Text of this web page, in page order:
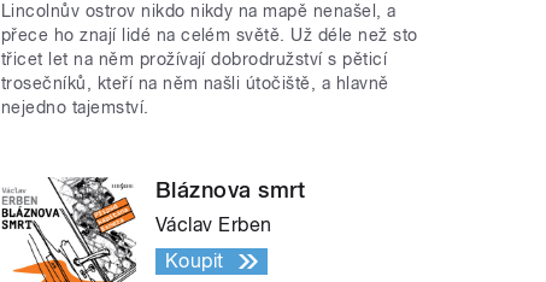
Lincolnův ostrov nikdo nikdy na mapě nenašel, a
přece ho znají lidé na celém světě. Už déle než sto
třicet let na něm prožívají dobrodružství s pěticí
trosečníků, kteří na něm našli útočiště, a hlavně
nejedno tajemství.
Bláznova smrt
Václav Erben
Koupit